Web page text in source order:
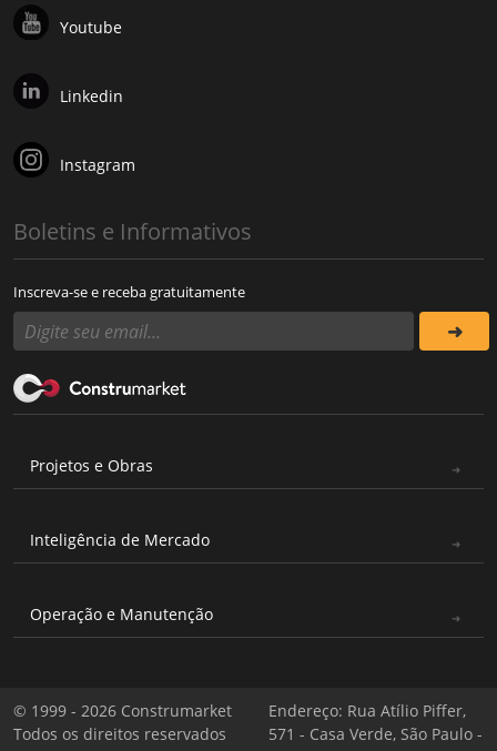
Youtube
Linkedin
Instagram
Boletins e Informativos
Inscreva-se e receba gratuitamente
Projetos e Obras
Inteligência de Mercado
Operação e Manutenção
© 1999 - 2026 Construmarket
Todos os direitos reservados
Endereço: Rua Atílio Piffer,
571 - Casa Verde, São Paulo -